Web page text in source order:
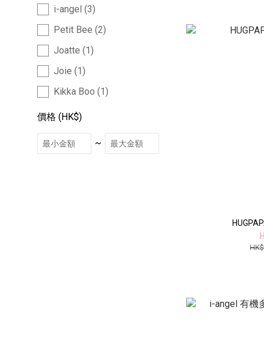
i-angel (3)
Petit Bee (2)
Joatte (1)
Joie (1)
Kikka Boo (1)
價格 (HK$)
~